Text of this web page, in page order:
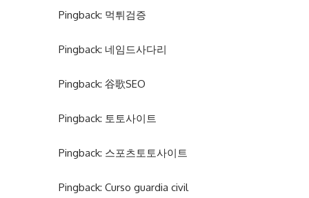
Pingback: 먹튀검증
Pingback: 네임드사다리
Pingback: 谷歌SEO
Pingback: 토토사이트
Pingback: 스포츠토토사이트
Pingback: Curso guardia civil